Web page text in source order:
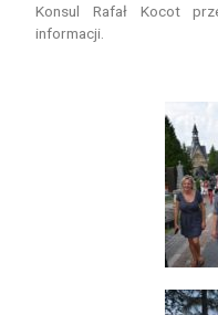
Konsul Rafał Kocot
informacji.